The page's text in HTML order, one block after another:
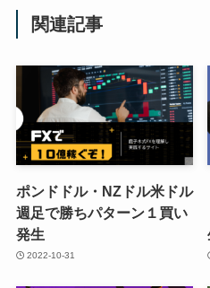
関連記事
ポンドドル・NZドル米ドル
週足で勝ちパターン１買い
発生
2022-10-31